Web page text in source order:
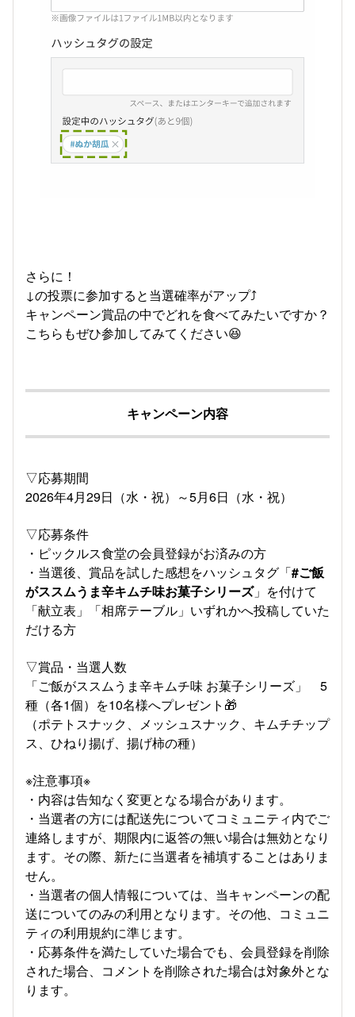
さらに！
↓の投票に参加すると当選確率がアップ⤴️
キャンペーン賞品の中でどれを食べてみたいですか？
こちらもぜひ参加してみてください😆
キャンペーン内容
▽応募期間
2026年4月29日（水・祝）～5月6日（水・祝）
▽応募条件
・ピックルス食堂の会員登録がお済みの方
・当選後、賞品を試した感想をハッシュタグ 「#ご飯
がススムうま辛キムチ味お菓子シリーズ」 を付けて
「献立表」「相席テーブル」いずれかへ投稿していた
だける方
▽賞品・当選人数
「ご飯がススムうま辛キムチ味 お菓子シリーズ」 5
種（各1個）を10名様へプレゼント🎁
（ポテトスナック、メッシュスナック、キムチチップ
ス、ひねり揚げ、揚げ柿の種）
※注意事項※
・内容は告知なく変更となる場合があります。
・当選者の方には配送先についてコミュニティ内でご
連絡しますが、期限内に返答の無い場合は無効となり
ます。その際、新たに当選者を補填することはありま
せん。
・当選者の個人情報については、当キャンペーンの配
送についてのみの利用となります。その他、コミュニ
ティの利用規約に準じます。
・応募条件を満たしていた場合でも、会員登録を削除
された場合、コメントを削除された場合は対象外とな
ります。